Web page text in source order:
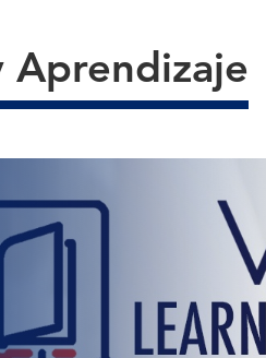
Aprendizaje